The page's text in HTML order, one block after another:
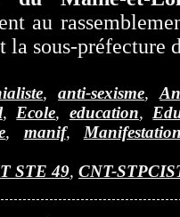
au
la sous-préfecture
,anti-sexisme,
, Ecole, education,
, manif,
STE 49, CNT-